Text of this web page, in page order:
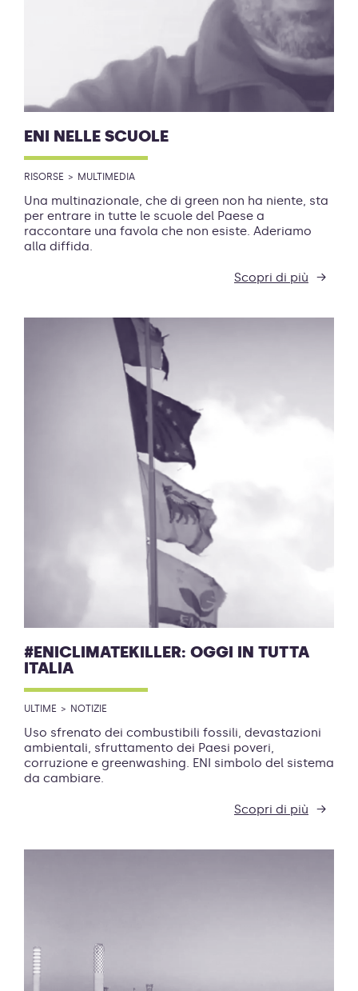
ENI NELLE SCUOLE
RISORSE MULTIMEDIA
Una multinazionale, che di green non ha niente, sta
per entrare in tutte le scuole del Paese a
raccontare una favola che non esiste. Aderiamo
alla diffida.
Scopri di più
#ENICLIMATEKILLER: OGGI IN TUTTA
ITALIA
ULTIME NOTIZIE
Uso sfrenato dei combustibili fossili, devastazioni
ambientali, sfruttamento dei Paesi poveri,
corruzione e greenwashing. ENI simbolo del sistema
da cambiare.
Scopri di più